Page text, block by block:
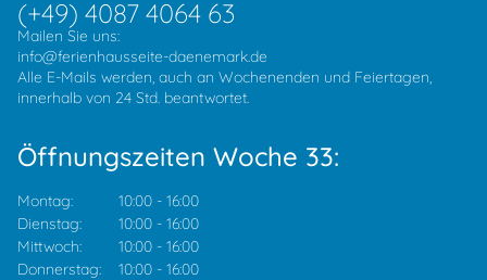
(+49) 4087 4064 63
Mailen Sie uns:
info@ferienhausseite-daenemark.de
Alle E-Mails werden, auch an Wochenenden und Feiertagen,
innerhalb von 24 Std. beantwortet.
Öffnungszeiten Woche 33:
Montag: 10:00 - 16:00
Dienstag:
10:00 - 16:00
Mittwoch:
10:00 - 16:00
Donnerstag:
10:00 - 16:00